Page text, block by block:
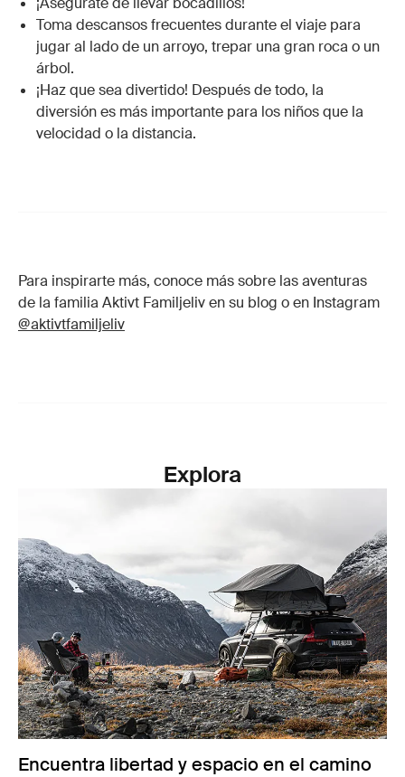
Toma descansos frecuentes durante el viaje para
jugar al lado de un arroyo, trepar una gran roca o un
árbol.
¡Haz que sea divertido! Después de todo, la
diversión es más importante para los niños que la
velocidad o la distancia.
Para inspirarte más, conoce más sobre las aventuras
de la familia Aktivt Familjeliv en su blog o en Instagram
@aktivtfamiljeliv
Explora
Encuentra libertad y espacio en el camino